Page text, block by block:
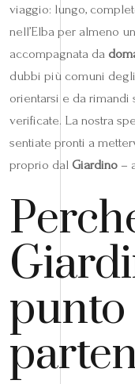
viaggio: lungo,
nell’Elba per almeno
accompagnata da
dubbi più comuni
orientarsi e da
verificate. La nostra
sentiate pronti a
proprio dal Giardino –